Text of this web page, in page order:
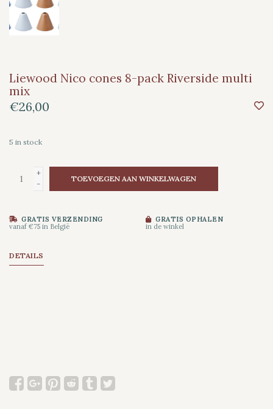
Liewood Nico cones 8-pack Riverside multi
mix
€26,00
5 in stock
+
-
TOEVOEGEN AAN WINKELWAGEN
GRATIS VERZENDING
vanaf €75 in België
GRATIS OPHALEN
in de winkel
DETAILS